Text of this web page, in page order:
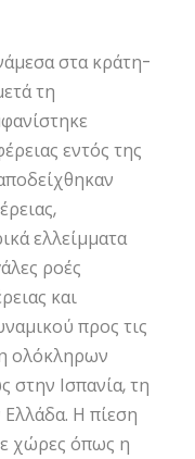
στα κράτη-
τη
εντός της
ελλείμματα
ροές
και
προς τις
ολόκληρων
στην Ισπανία, τη
Ελλάδα. Η πίεση
χώρες όπως η